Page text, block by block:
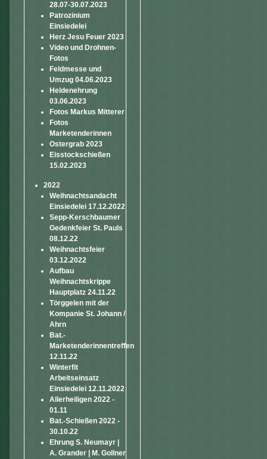
28.07-30.07.2023
Patrozinium
Einsiedelei
Herz Jesu Feuer 2023
Video und Drohnen-
Fotos
Feldmesse und
Umzug 04.06.2023
Heldenehrung
03.06.2023
Fotos Markus Mitterer
Fotos
Marketenderinnen
Ostergrab 2023
Eisstockschießen
15.02.2023
2022
Weihnachtsandacht
Einsiedelei 17.12.2022
Sepp-Kerschbaumer
Gedenkfeier St. Pauls
08.12.22
Weihnachtsfeier
03.12.2022
Aufbau
Weihnachtskrippe
Hauptplatz 24.11.22
Törggelen mit der
Kompanie St. Johann /
Ahrn
Bat.-
Marketenderinnentreffen
12.11.22
Winterfit
Arbeitseinsatz
Einsiedelei 12.11.2022
Allerheiligen 2022 -
01.11
Bat.-Schießen 2022 -
30.10.22
Ehrung S. Neumayr |
A. Grander | M. Gollner